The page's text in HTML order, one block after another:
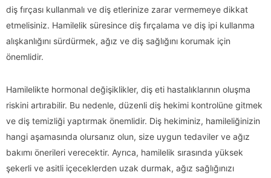
diş fırçası kullanmalı ve diş etlerinize zarar vermemeye dikkat
etmelisiniz. Hamilelik süresince diş fırçalama ve diş ipi kullanma
alışkanlığını sürdürmek, ağız ve diş sağlığını korumak için
önemlidir.
Hamilelikte hormonal değişiklikler, diş eti hastalıklarının oluşma
riskini artırabilir. Bu nedenle, düzenli diş hekimi kontrolüne gitmek
ve diş temizliği yaptırmak önemlidir. Diş hekiminiz, hamileliğinizin
hangi aşamasında olursanız olun, size uygun tedaviler ve ağız
bakımı önerileri verecektir. Ayrıca, hamilelik sırasında yüksek
şekerli ve asitli içeceklerden uzak durmak, ağız sağlığınızı